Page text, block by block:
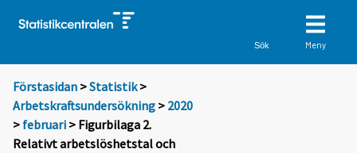
Sök Meny
Förstasidan >Statistik >
Arbetskraftsundersökning > 2020
> februari > Figurbilaga 2.
Relativt arbetslöshetstal och